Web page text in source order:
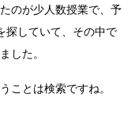
のが少人数授業で、予
探していて、その中で
した。
ことは検索ですね。